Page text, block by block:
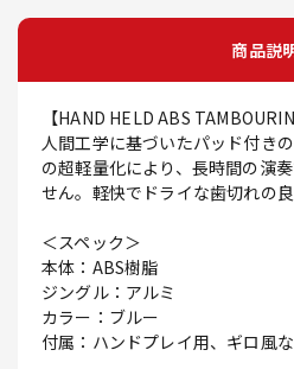
商品説
【HAND HELD ABS
人間工学に基づいたパッド付き
の超軽量化により、長時間の演
せん。軽快でドライな歯切れの良
＜スペック＞
本体：ABS樹脂
ジングル：アルミ
カラー：ブルー
付属：ハンドプレイ用、ギロ風